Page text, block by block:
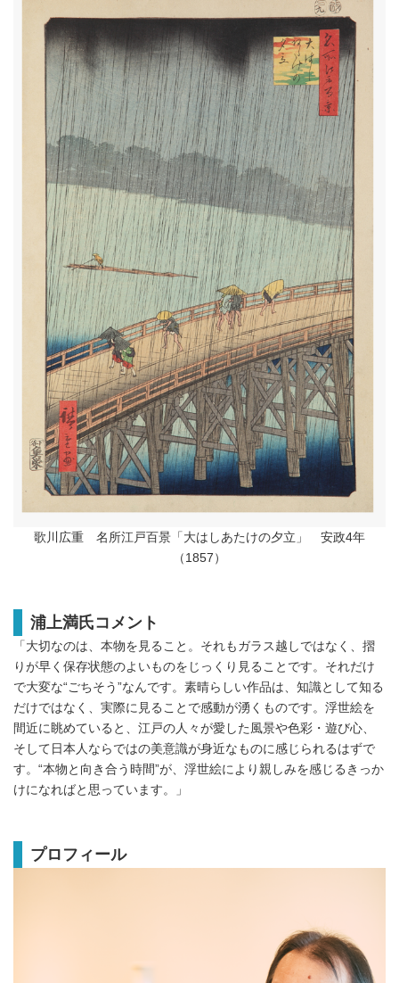
歌川広重 名所江戸百景「大はしあたけの夕立」 安政4年
（1857）
浦上満氏コメント
「大切なのは、本物を見ること。それもガラス越しではなく、摺
りが早く保存状態のよいものをじっくり見ることです。それだけ
で大変な“ごちそう”なんです。素晴らしい作品は、知識として知る
だけではなく、実際に見ることで感動が湧くものです。浮世絵を
間近に眺めていると、江戸の人々が愛した風景や色彩・遊び心、
そして日本人ならではの美意識が身近なものに感じられるはずで
す。“本物と向き合う時間”が、浮世絵により親しみを感じるきっか
けになればと思っています。」
プロフィール